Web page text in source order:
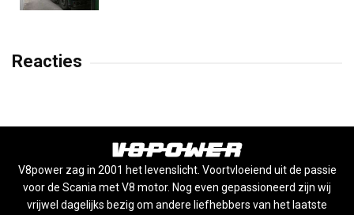
Reacties
V8power zag in 2001 het levenslicht. Voortvloeiend uit de passie
voor de Scania met V8 motor. Nog even gepassioneerd zijn wij
vrijwel dagelijks bezig om andere liefhebbers van het laatste